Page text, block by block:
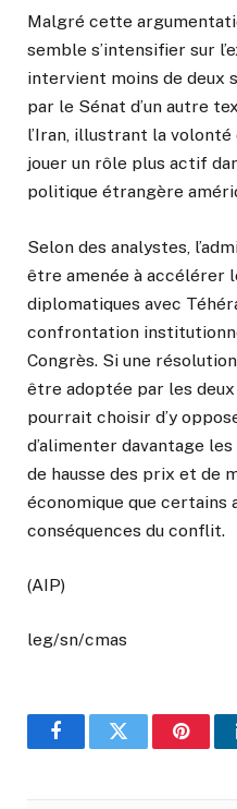
Malgré cette
semble s’intensifier sur
intervient moins de deux
par le Sénat d’un autre
l’Iran, illustrant la
jouer un rôle plus actif
politique étrangère
Selon des analystes,
être amenée à accélérer
diplomatiques avec
confrontation
Congrès. Si une
être adoptée par les
pourrait choisir d’y
d’alimenter davantage
de hausse des prix et de
économique que certains
conséquences du conflit.
(AIP)
leg/sn/cmas
FacebookTwitter